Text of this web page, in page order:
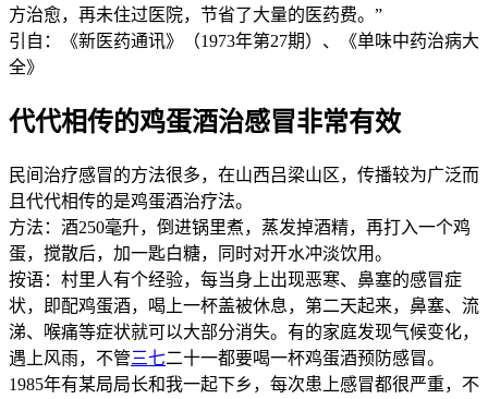
方治愈，再未住过医院，节省了大量的医药费。”
引自：《新医药通讯》（1973年第27期）、《单味中药治病大
全》
代代相传的鸡蛋酒治感冒非常有效
民间治疗感冒的方法很多，在山西吕梁山区，传播较为广泛而
且代代相传的是鸡蛋酒治疗法。
方法：酒250毫升，倒进锅里煮，蒸发掉酒精，再打入一个鸡
蛋，搅散后，加一匙白糖，同时对开水冲淡饮用。
按语：村里人有个经验，每当身上出现恶寒、鼻塞的感冒症
状，即配鸡蛋酒，喝上一杯盖被休息，第二天起来，鼻塞、流
涕、喉痛等症状就可以大部分消失。有的家庭发现气候变化，
遇上风雨，不管三七二十一都要喝一杯鸡蛋酒预防感冒。
1985年有某局局长和我一起下乡，每次患上感冒都很严重，不